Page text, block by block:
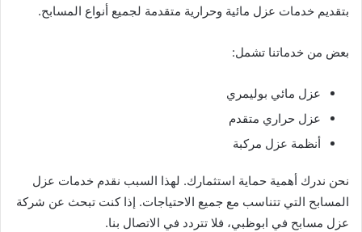
بتقديم خدمات عزل مائية وحرارية متقدمة لجميع أنواع المسابح.
بعض من خدماتنا تشمل:
عزل مائي بوليمري
عزل حراري متقدم
أنظمة عزل مركبة
نحن ندرك أهمية حماية استثمارك. لهذا السبب نقدم خدمات عزل
المسابح التي تتناسب مع جميع الاحتياجات. إذا كنت تبحث عن شركة
عزل مسابح في ابوظبي، فلا تتردد في الاتصال بنا.